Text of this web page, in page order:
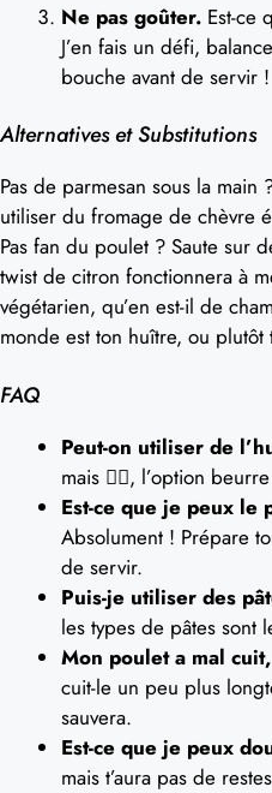
Ne pas goûter. Est-ce
J’en fais un défi,
bouche avant de servir !
Alternatives et Substitutions
Pas de parmesan sous la
utiliser du fromage de chèvre
Pas fan du poulet ? Saute sur
twist de citron fonctionnera à
végétarien, qu’en est-il de
monde est ton huître, ou plutôt
FAQ
Peut-on utiliser de
mais 🤷‍♀️, l’option
Est-ce que je peux le
Absolument ! Prépare
de servir.
Puis-je utiliser des
les types de pâtes sont
Mon poulet a mal
cuit-le un peu plus
sauvera.
Est-ce que je peux
mais t’aura pas de